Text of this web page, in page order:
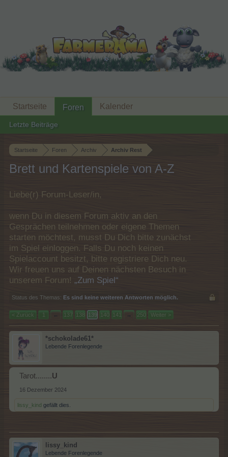
Startseite Foren Archiv Archiv Rest
Brett und Kartenspiele von A-Z
Liebe(r) Forum-Leser/in,
wenn Du in diesem Forum aktiv an den
Gesprächen teilnehmen oder eigene Themen
starten möchtest, musst Du Dich bitte zunächst
im Spiel einloggen. Falls Du noch keinen
Spielaccount besitzt, bitte registriere Dich neu.
Wir freuen uns auf Deinen nächsten Besuch in
unserem Forum! „Zum Spiel“
Status des Themas: Es sind keine weiteren Antworten möglich.
< Zurück 1 ← 137 138 139 140 141 → 250 Weiter >
*schokolade61*
Lebende Forenlegende
Tarot........U
16 Dezember 2024
lissy_kind gefällt dies.
lissy_kind
Lebende Forenlegende
Startseite Foren
Letzte Beiträge
Kalender